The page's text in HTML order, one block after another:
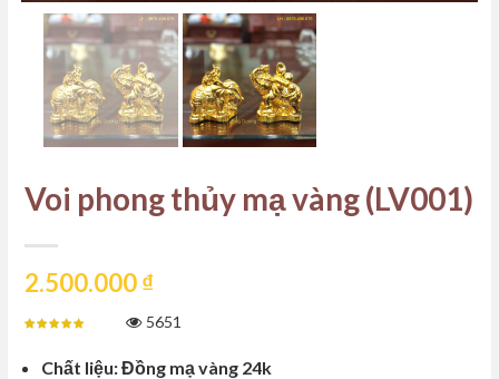
Voi phong thủy mạ vàng (LV001)
2.500.000₫
5651
Chất liệu: Đồng mạ vàng 24k